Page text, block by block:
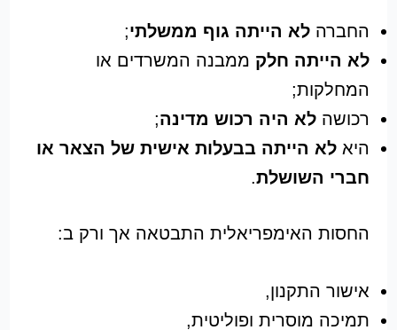
החברה לא הייתה גוף ממשלתי;
לא הייתה חלק ממבנה המשרדים או
המחלקות;
רכושה לא היה רכוש מדינה;
היא לא הייתה בבעלות אישית של הצאר או
חברי השושלת.
החסות האימפריאלית התבטאה אך ורק ב:
אישור התקנון,
תמיכה מוסרית ופוליטית,